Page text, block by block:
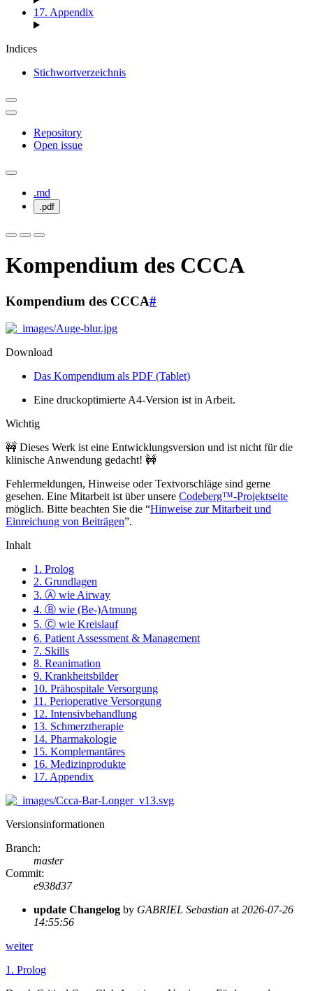
17. Appendix
Indices
Stichwortverzeichnis
Repository
Open issue
.md
.pdf
Kompendium des CCCA
Kompendium des CCCA#
Download
Das Kompendium als PDF (Tablet)
Eine druckoptimierte A4-Version ist in Arbeit.
Wichtig
🚧 Dieses Werk ist eine Entwicklungsversion und ist nicht für die
klinische Anwendung gedacht! 🚧
Fehlermeldungen, Hinweise oder Textvorschläge sind gerne
gesehen. Eine Mitarbeit ist über unsere Codeberg™-Projektseite
möglich. Bitte beachten Sie die “Hinweise zur Mitarbeit und
Einreichung von Beiträgen”.
Inhalt
1. Prolog
2. Grundlagen
3. Ⓐ wie Airway
4. Ⓑ wie (Be-)Atmung
5. Ⓒ wie Kreislauf
6. Patient Assessment & Management
7. Skills
8. Reanimation
9. Krankheitsbilder
10. Prähospitale Versorgung
11. Perioperative Versorgung
12. Intensivbehandlung
13. Schmerztherapie
14. Pharmakologie
15. Komplemantäres
16. Medizinprodukte
17. Appendix
Versionsinformationen
Branch:
master
Commit:
e938d37
update Changelog by GABRIEL Sebastian at 2026-07-26
14:55:56
weiter
1. Prolog